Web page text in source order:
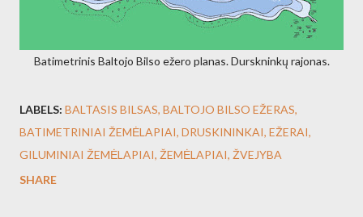
Batimetrinis Baltojo Bilso ežero planas. Durskninkų rajonas.
LABELS: BALTASIS BILSAS BALTOJO BILSO EŽERAS
BATIMETRINIAI ŽEMĖLAPIAI DRUSKININKAI EŽERAI
GILUMINIAI ŽEMĖLAPIAI ŽEMĖLAPIAI ŽVEJYBA
SHARE